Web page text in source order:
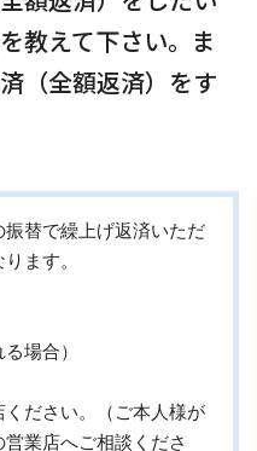
教えて下さい。ま
（全額返済）をす
替で繰上げ返済いただ
ます。
場合）
ださい。（ご本人様が
業店へご相談くださ